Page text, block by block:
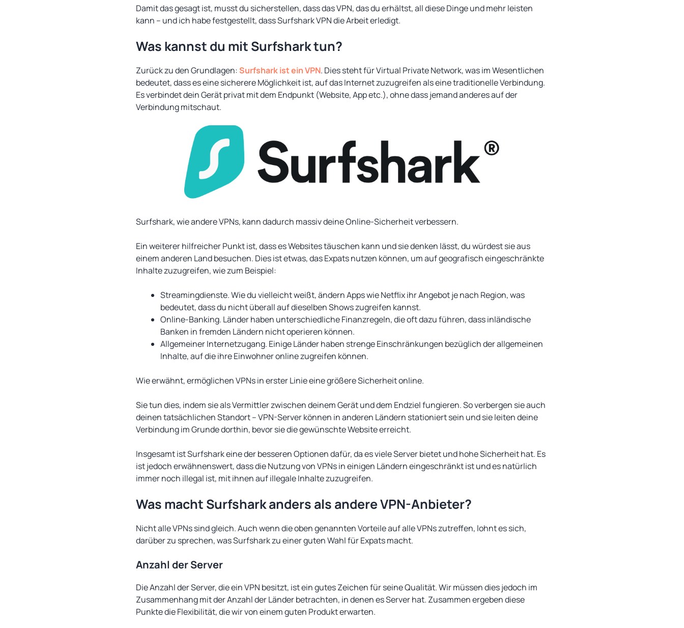
Damit das gesagt ist, musst du sicherstellen, dass das VPN, das du erhältst, all diese Dinge und mehr leisten
kann – und ich habe festgestellt, dass Surfshark VPN die Arbeit erledigt.
Was kannst du mit Surfshark tun?
Zurück zu den Grundlagen: Surfshark ist ein VPN. Dies steht für Virtual Private Network, was im Wesentlichen
bedeutet, dass es eine sicherere Möglichkeit ist, auf das Internet zuzugreifen als eine traditionelle Verbindung.
Es verbindet dein Gerät privat mit dem Endpunkt (Website, App etc.), ohne dass jemand anderes auf der
Verbindung mitschaut.
Surfshark, wie andere VPNs, kann dadurch massiv deine Online-Sicherheit verbessern.
Ein weiterer hilfreicher Punkt ist, dass es Websites täuschen kann und sie denken lässt, du würdest sie aus
einem anderen Land besuchen. Dies ist etwas, das Expats nutzen können, um auf geografisch eingeschränkte
Inhalte zuzugreifen, wie zum Beispiel:
Streamingdienste. Wie du vielleicht weißt, ändern Apps wie Netflix ihr Angebot je nach Region, was
bedeutet, dass du nicht überall auf dieselben Shows zugreifen kannst.
Online-Banking. Länder haben unterschiedliche Finanzregeln, die oft dazu führen, dass inländische
Banken in fremden Ländern nicht operieren können.
Allgemeiner Internetzugang. Einige Länder haben strenge Einschränkungen bezüglich der allgemeinen
Inhalte, auf die ihre Einwohner online zugreifen können.
Wie erwähnt, ermöglichen VPNs in erster Linie eine größere Sicherheit online.
Sie tun dies, indem sie als Vermittler zwischen deinem Gerät und dem Endziel fungieren. So verbergen sie auch
deinen tatsächlichen Standort – VPN-Server können in anderen Ländern stationiert sein und sie leiten deine
Verbindung im Grunde dorthin, bevor sie die gewünschte Website erreicht.
Insgesamt ist Surfshark eine der besseren Optionen dafür, da es viele Server bietet und hohe Sicherheit hat. Es
ist jedoch erwähnenswert, dass die Nutzung von VPNs in einigen Ländern eingeschränkt ist und es natürlich
immer noch illegal ist, mit ihnen auf illegale Inhalte zuzugreifen.
Was macht Surfshark anders als andere VPN-Anbieter?
Nicht alle VPNs sind gleich. Auch wenn die oben genannten Vorteile auf alle VPNs zutreffen, lohnt es sich,
darüber zu sprechen, was Surfshark zu einer guten Wahl für Expats macht.
Anzahl der Server
Die Anzahl der Server, die ein VPN besitzt, ist ein gutes Zeichen für seine Qualität. Wir müssen dies jedoch im
Zusammenhang mit der Anzahl der Länder betrachten, in denen es Server hat. Zusammen ergeben diese
Punkte die Flexibilität, die wir von einem guten Produkt erwarten.